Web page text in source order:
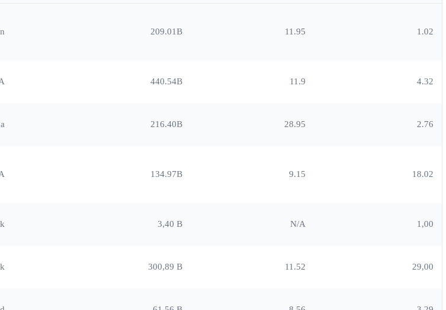
209.01B 11.95 1.02
440.54B 11.9 4.32
216.40B 28.95 2.76
134.97B 9.15 18.02
3,40 B N/A 1,00
300,89 B 11.52 29,00